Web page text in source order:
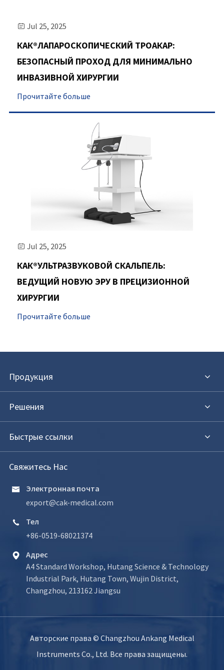
 Jul 25, 2025
КАК®ЛАПАРОСКОПИЧЕСКИЙ ТРОАКАР:
БЕЗОПАСНЫЙ ПРОХОД ДЛЯ МИНИМАЛЬНО
ИНВАЗИВНОЙ ХИРУРГИИ
Прочитайте больше
 Jul 25, 2025
КАК®УЛЬТРАЗВУКОВОЙ СКАЛЬПЕЛЬ:
ВЕДУЩИЙ НОВУЮ ЭРУ В ПРЕЦИЗИОННОЙ
ХИРУРГИИ
Прочитайте больше
Продукция
Решения
Быстрые ссылки
Свяжитесь Нас

Электронная почта
export@cak-medical.com

Тел
+86-0519-68021374

Адрес
A4 Standard Workshop, Hutang Science & Technology
Industrial Park, Hutang Town, Wujin District,
Changzhou, 213162 Jiangsu
Авторские права © Changzhou Ankang Medical
Instruments Co., Ltd. Все права защищены.